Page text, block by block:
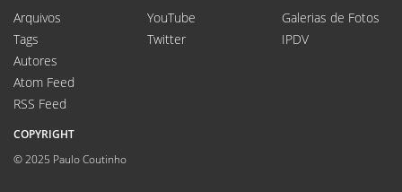
Arquivos
Tags
Autores
Atom Feed
RSS Feed
YouTube
Twitter
Galerias de Fotos
IPDV
COPYRIGHT
© 2025 Paulo Coutinho